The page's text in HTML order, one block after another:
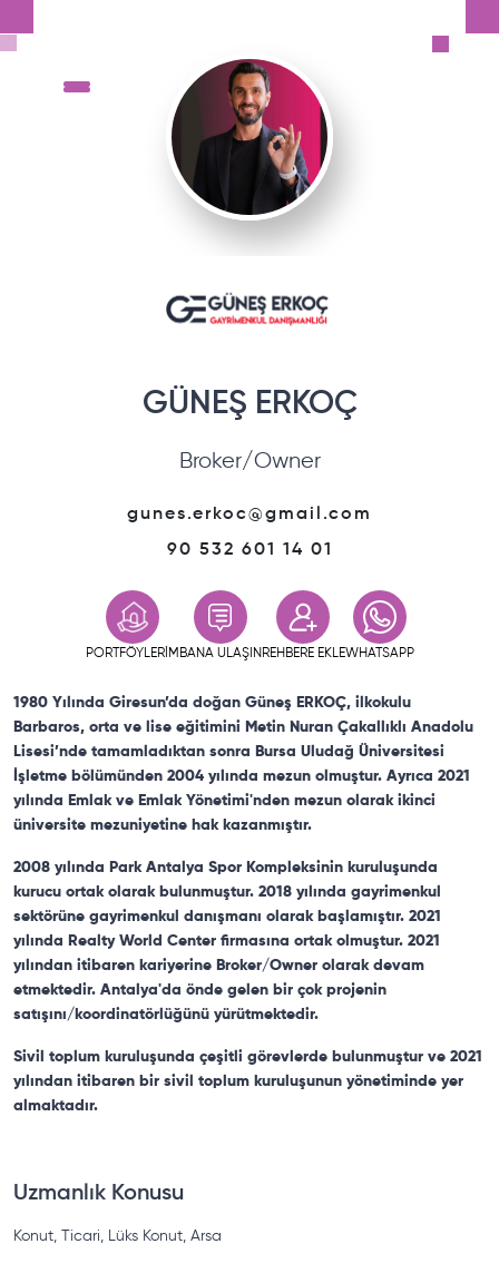
GÜNEŞ ERKOÇ
Broker/Owner
gunes.erkoc@gmail.com
90 532 601 14 01
PORTFÖYLERİM BANA ULAŞINREHBERE EKLEWHATSAPP
1980 Yılında Giresun’da doğan Güneş ERKOÇ, ilkokulu
Barbaros, orta ve lise eğitimini Metin Nuran Çakallıklı Anadolu
Lisesi’nde tamamladıktan sonra Bursa Uludağ Üniversitesi
İşletme bölümünden 2004 yılında mezun olmuştur. Ayrıca 2021
yılında Emlak ve Emlak Yönetimi'nden mezun olarak ikinci
üniversite mezuniyetine hak kazanmıştır.
2008 yılında Park Antalya Spor Kompleksinin kuruluşunda
kurucu ortak olarak bulunmuştur. 2018 yılında gayrimenkul
sektörüne gayrimenkul danışmanı olarak başlamıştır. 2021
yılında Realty World Center firmasına ortak olmuştur. 2021
yılından itibaren kariyerine Broker/Owner olarak devam
etmektedir. Antalya'da önde gelen bir çok projenin
satışını/koordinatörlüğünü yürütmektedir.
Sivil toplum kuruluşunda çeşitli görevlerde bulunmuştur ve 2021
yılından itibaren bir sivil toplum kuruluşunun yönetiminde yer
almaktadır.
Uzmanlık Konusu
Konut, Ticari, Lüks Konut, Arsa